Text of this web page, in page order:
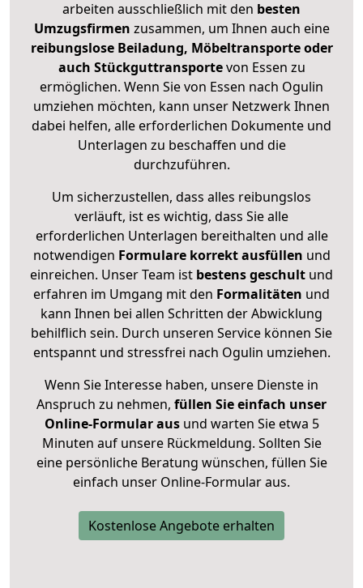
arbeiten ausschließlich mit den besten
Umzugsfirmen zusammen, um Ihnen auch eine
reibungslose Beiladung, Möbeltransporte oder
auch Stückguttransportevon Essen zu
ermöglichen. Wenn Sie von Essen nach Ogulin
umziehen möchten, kann unser Netzwerk Ihnen
dabei helfen, alle erforderlichen Dokumente und
Unterlagen zu beschaffen und die
durchzuführen.
Um sicherzustellen, dass alles reibungslos
verläuft, ist es wichtig, dass Sie alle
erforderlichen Unterlagen bereithalten und alle
notwendigen Formulare korrekt ausfüllen und
einreichen. Unser Team ist bestens geschult und
erfahren im Umgang mit den Formalitäten und
kann Ihnen bei allen Schritten der Abwicklung
behilflich sein. Durch unseren Service können Sie
entspannt und stressfrei nach Ogulin umziehen.
Wenn Sie Interesse haben, unsere Dienste in
Anspruch zu nehmen, füllen Sie einfach unser
Online-Formular ausund warten Sie etwa 5
Minuten auf unsere Rückmeldung. Sollten Sie
eine persönliche Beratung wünschen, füllen Sie
einfach unser Online-Formular aus.
Kostenlose Angebote erhalten